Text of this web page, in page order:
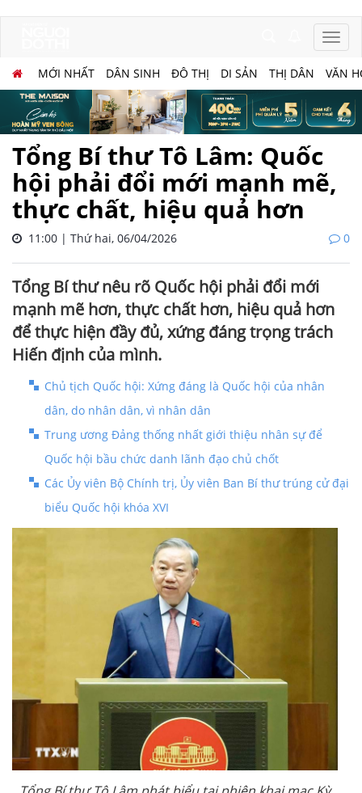
MỚI NHẤT DÂN SINH ĐÔ THỊ DI SẢN THỊ DÂN VĂN
Tổng Bí thư Tô Lâm: Quốc
hội phải đổi mới mạnh mẽ,
thực chất, hiệu quả hơn
11:00 | Thứ hai, 06/04/2026 0
Tổng Bí thư nêu rõ Quốc hội phải đổi mới
mạnh mẽ hơn, thực chất hơn, hiệu quả hơn
để thực hiện đầy đủ, xứng đáng trọng trách
Hiến định của mình.
Chủ tịch Quốc hội: Xứng đáng là Quốc hội của nhân
dân, do nhân dân, vì nhân dân
Trung ương Đảng thống nhất giới thiệu nhân sự để
Quốc hội bầu chức danh lãnh đạo chủ chốt
Các Ủy viên Bộ Chính trị, Ủy viên Ban Bí thư trúng cử đại
biểu Quốc hội khóa XVI